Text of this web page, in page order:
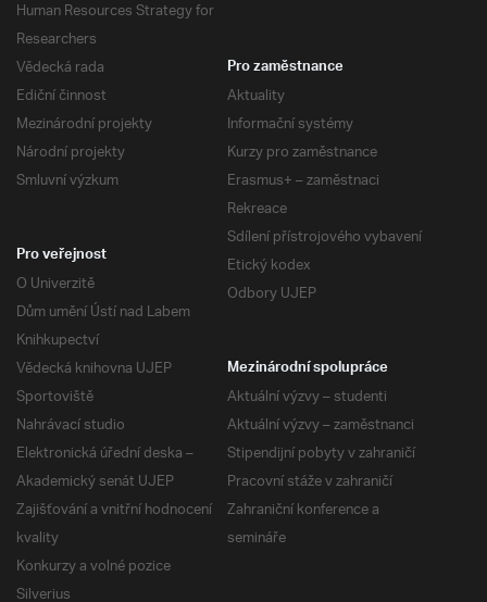
Human Resources Strategy for
Researchers
Vědecká rada
Ediční činnost
Mezinárodní projekty
Národní projekty
Smluvní výzkum
Pro zaměstnance
Aktuality
Informační systémy
Kurzy pro zaměstnance
Erasmus+ – zaměstnaci
Rekreace
Sdílení přístrojového vybavení
Etický kodex
Odbory UJEP
Pro veřejnost
O Univerzitě
Dům umění Ústí nad Labem
Knihkupectví
Vědecká knihovna UJEP
Sportoviště
Nahrávací studio
Elektronická úřední deska –
Akademický senát UJEP
Zajišťování a vnitřní hodnocení
kvality
Konkurzy a volné pozice
Silverius
Mezinárodní spolupráce
Aktuální výzvy – studenti
Aktuální výzvy – zaměstnanci
Stipendijní pobyty v zahraničí
Pracovní stáže v zahraničí
Zahraniční konference a
semináře